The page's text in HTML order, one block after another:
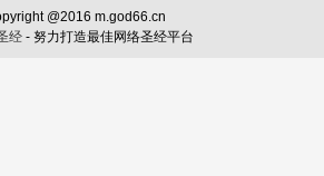
@2016 m.god66.cn
经 - 努力打造最佳网络圣经平台